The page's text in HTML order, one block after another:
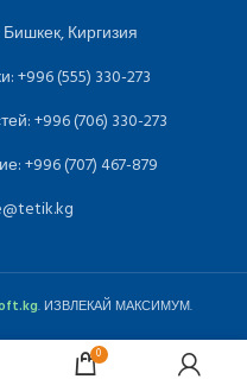
Киргизия
+996 (555) 330-273
+996 (706) 330-273
+996 (707) 467-879
. ИЗВЛЕКАЙ МАКСИМУМ.
0